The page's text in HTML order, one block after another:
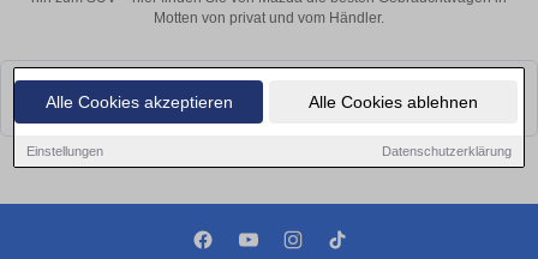
Alle Cookies akzeptieren Alle Cookies ablehnen
Einstellungen Datenschutzerklärung
Motten von privat und vom Händler.
Leider konnten wir derzeit keine passenden Autos finden. Schauen Sie
bald wieder vorbei!